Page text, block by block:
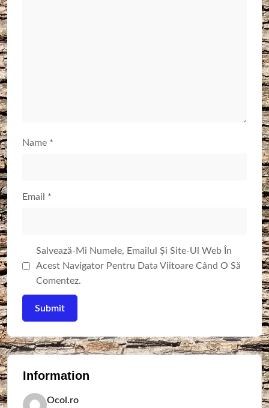
Name *
Email *
Salvează-Mi Numele, Emailul Și Site-Ul Web În
Acest Navigator Pentru Data Viitoare Când O Să
Comentez.
Information
Ocol.ro